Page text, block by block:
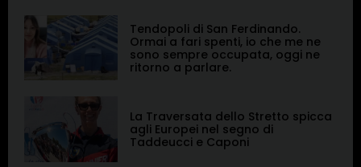
Tendopoli di San Ferdinando.
Ormai a fari spenti, io che me ne
sono sempre occupata, oggi ne
ritorno a parlare.
La Traversata dello Stretto spicca
agli Europei nel segno di
Taddeucci e Caponi